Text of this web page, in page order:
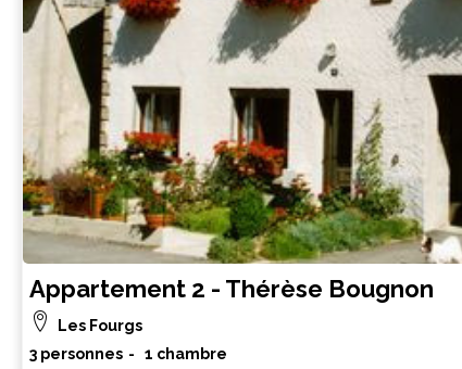
Appartement 2 - Thérèse Bougnon
Les Fourgs
3 personnes
1 chambre